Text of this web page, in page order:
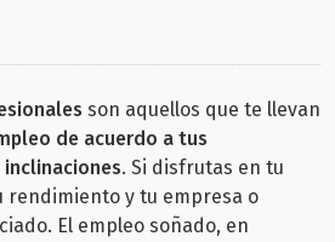
son aquellos que te llevan
de acuerdo a tus
. Si disfrutas en tu
rendimiento y tu empresa o
El empleo soñado, en